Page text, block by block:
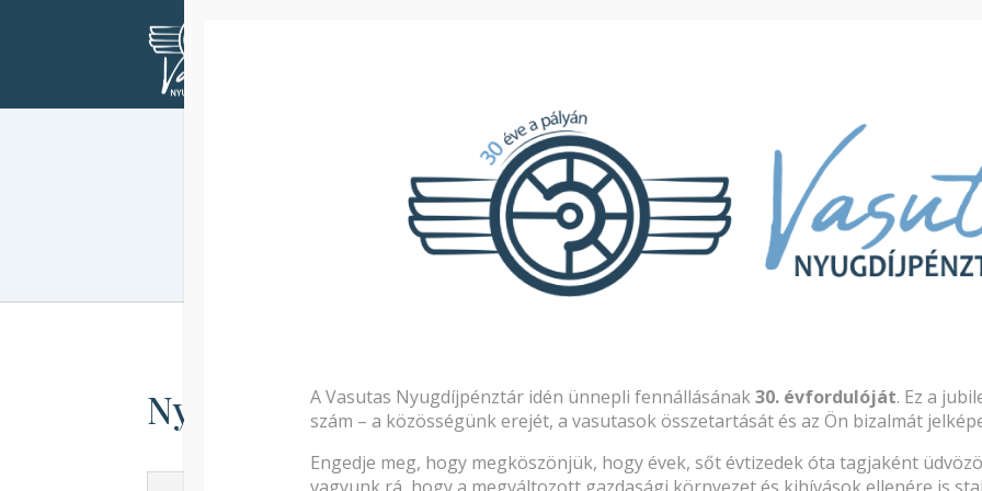
Gyakran ismételt
Nyugdíj célú szolgáltatás Ingatlan
A Vasutas Nyugdíjpénztár idén ünnepli fennállásának30. évfordulóját. Ez a
szám – a közösségünk erejét, a vasutasok összetartását és az Ön bizalmát
Engedje meg, hogy megköszönjük, hogy évek, sőt évtizedek óta tagjaként